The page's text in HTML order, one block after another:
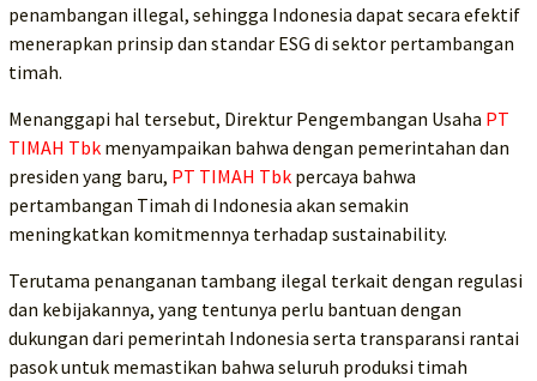
penambangan illegal, sehingga Indonesia dapat secara efektif
menerapkan prinsip dan standar ESG di sektor pertambangan
timah.
Menanggapi hal tersebut, Direktur Pengembangan Usaha PT
TIMAH Tbk menyampaikan bahwa dengan pemerintahan dan
presiden yang baru, PT TIMAH Tbk percaya bahwa
pertambangan Timah di Indonesia akan semakin
meningkatkan komitmennya terhadap sustainability.
Terutama penanganan tambang ilegal terkait dengan regulasi
dan kebijakannya, yang tentunya perlu bantuan dengan
dukungan dari pemerintah Indonesia serta transparansi rantai
pasok untuk memastikan bahwa seluruh produksi timah